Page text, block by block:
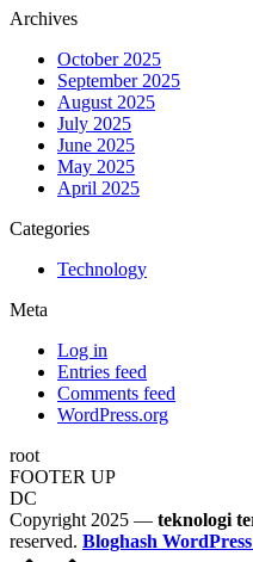
Archives
October 2025
September 2025
August 2025
July 2025
June 2025
May 2025
April 2025
Categories
Technology
Meta
Log in
Entries feed
Comments feed
WordPress.org
root
FOOTER UP
DC
Copyright 2025 — teknologi
reserved. Bloghash